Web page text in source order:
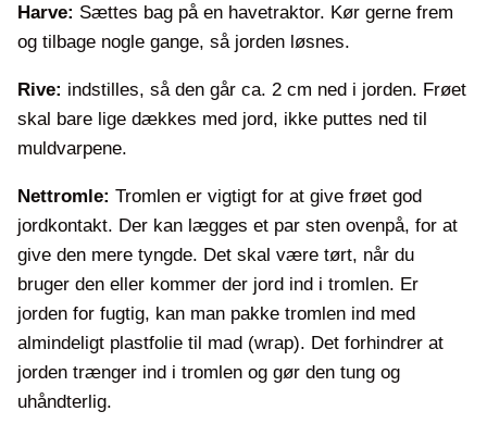
Harve: Sættes bag på en havetraktor. Kør gerne frem
og tilbage nogle gange, så jorden løsnes.
Rive: indstilles, så den går ca. 2 cm ned i jorden. Frøet
skal bare lige dækkes med jord, ikke puttes ned til
muldvarpene.
Nettromle: Tromlen er vigtigt for at give frøet god
jordkontakt. Der kan lægges et par sten ovenpå, for at
give den mere tyngde. Det skal være tørt, når du
bruger den eller kommer der jord ind i tromlen. Er
jorden for fugtig, kan man pakke tromlen ind med
almindeligt plastfolie til mad (wrap). Det forhindrer at
jorden trænger ind i tromlen og gør den tung og
uhåndterlig.